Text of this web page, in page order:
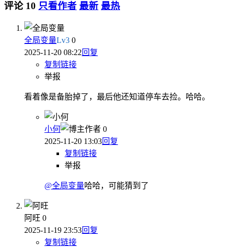
评论 10 只看作者 最新 最热
全局变量Lv3 0
2025-11-20 08:22回复
复制链接
举报
看着像是备胎掉了，最后他还知道停车去捡。哈哈。
小何 作者 0
2025-11-20 13:03回复
复制链接
举报
@全局变量哈哈，可能猜到了
阿旺 0
2025-11-19 23:53回复
复制链接